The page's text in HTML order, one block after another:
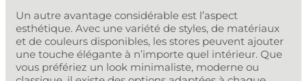
Un autre avantage considérable est l’aspect
esthétique. Avec une variété de styles, de matériaux
et de couleurs disponibles, les stores peuvent ajouter
une touche élégante à n’importe quel intérieur. Que
vous préfériez un look minimaliste, moderne ou